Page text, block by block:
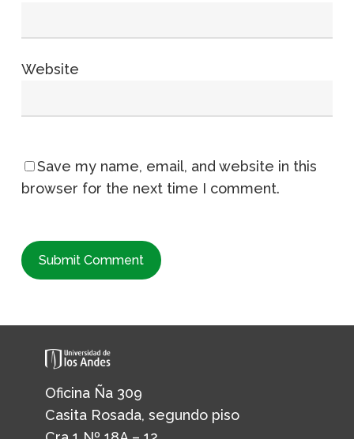
Website
Save my name, email, and website in this
browser for the next time I comment.
Oficina Ña 309
Casita Rosada, segundo piso